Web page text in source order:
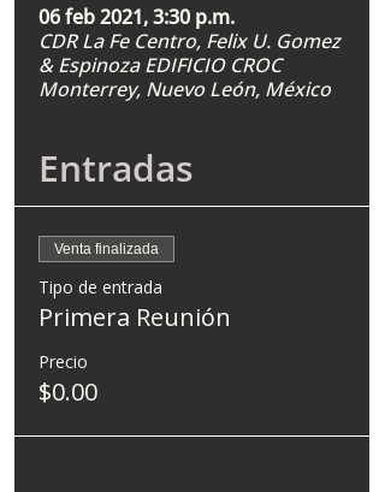
06 feb 2021, 3:30 p.m.
CDR La Fe Centro, Felix U. Gomez
& Espinoza EDIFICIO CROC
Monterrey, Nuevo León, México
Entradas
Venta finalizada
Tipo de entrada
Primera Reunión
Precio
$0.00